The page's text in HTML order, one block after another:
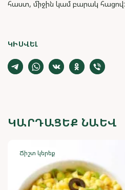
հաստ, միջին կամ բարակ հացով:
ԿԻՍՎԵԼ
ԿԱՐԴԱՑԵՔ ՆԱԵՎ
Ճիշտ կերեք